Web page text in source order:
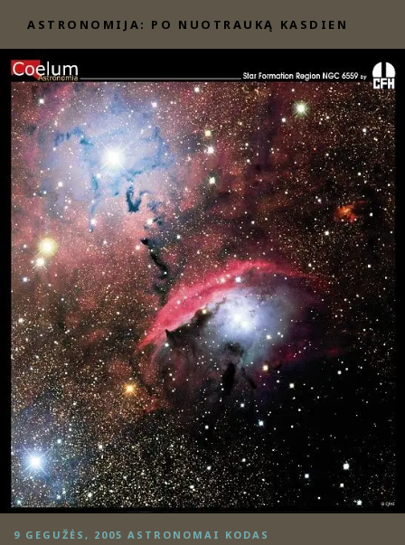
prie
turinio
ASTRONOMIJA: PO NUOTRAUKĄ KASDIEN
PASKELBTA
9 GEGUŽĖS, 2005 ASTRONOMAI KODAS